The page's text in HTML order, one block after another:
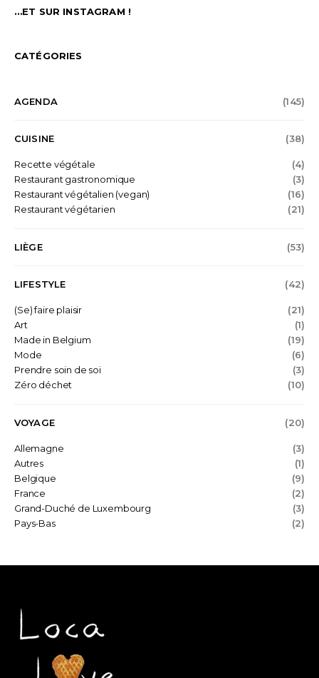
…ET SUR INSTAGRAM !
CATÉGORIES
AGENDA (145)
CUISINE (38)
Recette végétale
(4)
Restaurant gastronomique
(3)
Restaurant végétalien (vegan)
(16)
Restaurant végétarien
(21)
LIÈGE (53)
LIFESTYLE (42)
(Se) faire plaisir
(21)
Art
(1)
Made in Belgium
(19)
Mode
(6)
Prendre soin de soi
(3)
Zéro déchet
(10)
VOYAGE (20)
Allemagne
(3)
Autres
(1)
Belgique
(9)
France
(2)
Grand-Duché de Luxembourg
(3)
Pays-Bas
(2)